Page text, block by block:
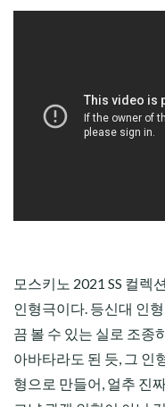
모스키노 2021 SS 컬렉
인형극이다. 등신대 인
끔 볼 수 있는 실로 조종
아바타라도 된 듯, 그 인
형으로 만들어, 얼추 진